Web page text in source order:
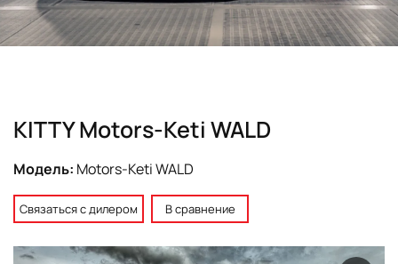
KITTY Motors-Keti WALD
Модель: Motors-Keti WALD
Связаться с дилером В сравнение